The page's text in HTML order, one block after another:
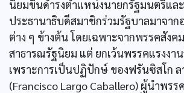
นิยมขึ้นดำรงตำแหน่งนายกรัฐมนตรีแล
ประธานาธิบดีสมาชิกร่วมรัฐบาลมาจาก
ต่าง ๆ ข้างต้น โดยเฉพาะจากพรรคสัง
สาธารณรัฐนิยม แต่ ยกเว้นพรรคแรงงา
เพราะการเป็นปฏิปักษ์ ของฟรันซิสโก ล
(Francisco Largo Caballero) ผู้นำพร